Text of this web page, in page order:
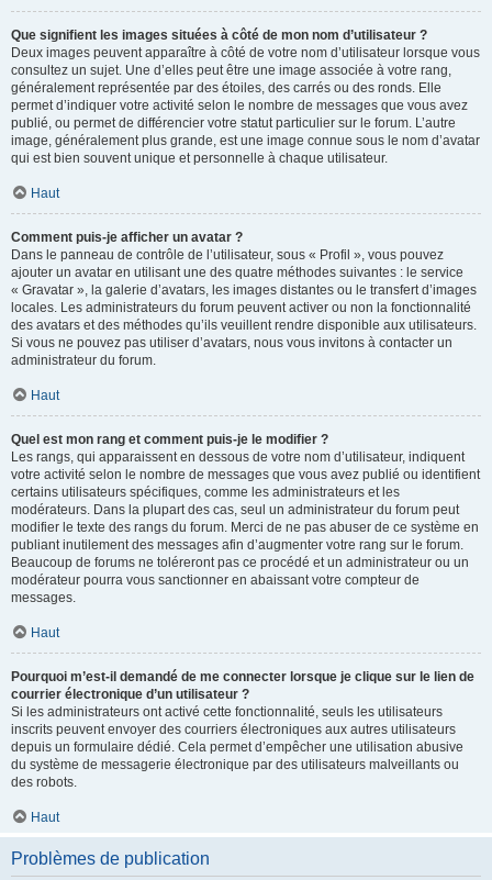
Que signifient les images situées à côté de mon nom d’utilisateur ?
Deux images peuvent apparaître à côté de votre nom d’utilisateur lorsque vous
consultez un sujet. Une d’elles peut être une image associée à votre rang,
généralement représentée par des étoiles, des carrés ou des ronds. Elle
permet d’indiquer votre activité selon le nombre de messages que vous avez
publié, ou permet de différencier votre statut particulier sur le forum. L’autre
image, généralement plus grande, est une image connue sous le nom d’avatar
qui est bien souvent unique et personnelle à chaque utilisateur.
Haut
Comment puis-je afficher un avatar ?
Dans le panneau de contrôle de l’utilisateur, sous « Profil », vous pouvez
ajouter un avatar en utilisant une des quatre méthodes suivantes : le service
« Gravatar », la galerie d’avatars, les images distantes ou le transfert d’images
locales. Les administrateurs du forum peuvent activer ou non la fonctionnalité
des avatars et des méthodes qu’ils veuillent rendre disponible aux utilisateurs.
Si vous ne pouvez pas utiliser d’avatars, nous vous invitons à contacter un
administrateur du forum.
Haut
Quel est mon rang et comment puis-je le modifier ?
Les rangs, qui apparaissent en dessous de votre nom d’utilisateur, indiquent
votre activité selon le nombre de messages que vous avez publié ou identifient
certains utilisateurs spécifiques, comme les administrateurs et les
modérateurs. Dans la plupart des cas, seul un administrateur du forum peut
modifier le texte des rangs du forum. Merci de ne pas abuser de ce système en
publiant inutilement des messages afin d’augmenter votre rang sur le forum.
Beaucoup de forums ne toléreront pas ce procédé et un administrateur ou un
modérateur pourra vous sanctionner en abaissant votre compteur de
messages.
Haut
Pourquoi m’est-il demandé de me connecter lorsque je clique sur le lien de
courrier électronique d’un utilisateur ?
Si les administrateurs ont activé cette fonctionnalité, seuls les utilisateurs
inscrits peuvent envoyer des courriers électroniques aux autres utilisateurs
depuis un formulaire dédié. Cela permet d’empêcher une utilisation abusive
du système de messagerie électronique par des utilisateurs malveillants ou
des robots.
Haut
Problèmes de publication